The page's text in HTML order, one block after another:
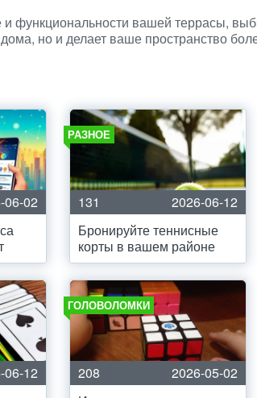
функциональности вашей террасы,
дома, но и делает ваше пространство
06-02
РАЗНОЕ
131
2026-06-12
Бронируйте теннисные
корты в вашем районе
06-12
ГОЛОВОЛОМКИ
208
2026-05-02